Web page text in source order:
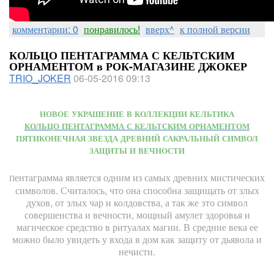
комментарии: 0 понравилось! вверх^ к полной версии
КОЛЬЦО ПЕНТАГРАММА С КЕЛЬТСКИМ
ОРНАМЕНТОМ в РОК-МАГАЗИНЕ ДЖОКЕР
TRIO_JOKER 06-05-2016 09:13
НОВОЕ УКРАШЕНИЕ В КОЛЛЕКЦИИ КЕЛЬТИКА
КОЛЬЦО ПЕНТАГРАММА С КЕЛЬТСКИМ ОРНАМЕНТОМ
ПЯТИКОНЕЧНАЯ ЗВЕЗДА ДРЕВНИЙ САКРАЛЬНЫЙ СИМВОЛ
ЗАЩИТЫ И ВЕЧНОСТИ
Пентаграмма является одним из самых древних мистических
символов. Считалось, что она способна защищать от злых
духов, от злых чар и колдовства, а так же это символ
совершенства и вечности, мощный амулет здоровья и
магическое средство в ритуалах магии. В средние века ее
можно было увидеть у входа в дом как защиту от дьявола и
нечисти.